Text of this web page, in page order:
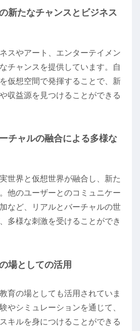
新たなチャンスとビジネス
スやアート、エンターテイメン
チャンスを提供しています。自
仮想空間で発揮することで、新
収益源を見つけることができる
チャルの融合による多様な
世界と仮想世界が融合し、新た
他のユーザーとのコミュニケー
など、リアルとバーチャルの世
多様な刺激を受けることができ
場としての活用
育の場としても活用されていま
やシミュレーションを通じて、
キルを身につけることができる